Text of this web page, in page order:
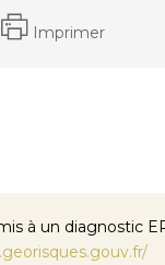
Imprimer
à un diagnostic